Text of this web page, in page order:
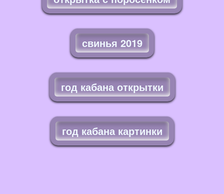
свинья 2019
год кабана открытки
год кабана картинки